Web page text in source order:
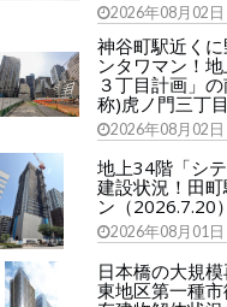
2026年08月02日
神谷町駅近く
ンタワマン！
３丁目計画」
称)虎ノ門三丁
2026年08月02日
地上34階「シ
建設状況！田
ン（2026.7.20）
2026年08月01日
日本橋の大規
東地区第一種